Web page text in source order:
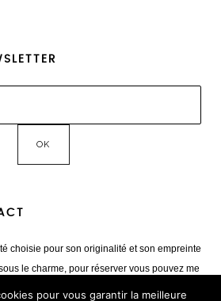
choisie pour son originalité et son empreinte
le charme, pour réserver vous pouvez me
pour vous garantir la meilleure